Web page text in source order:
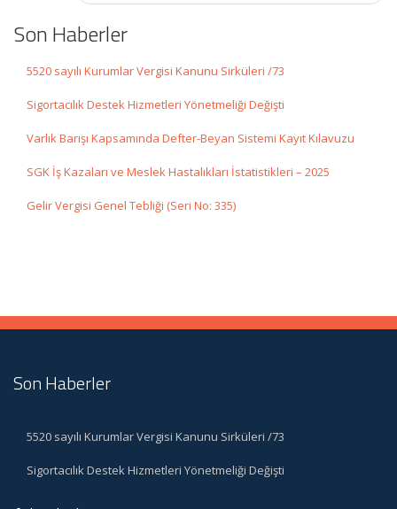
Son Haberler
5520 sayılı Kurumlar Vergisi Kanunu Sirküleri /73
Sigortacılık Destek Hizmetleri Yönetmeliği Değişti
Varlık Barışı Kapsamında Defter-Beyan Sistemi Kayıt Kılavuzu
SGK İş Kazaları ve Meslek Hastalıkları İstatistikleri – 2025
Gelir Vergisi Genel Tebliği (Seri No: 335)
Son Haberler
5520 sayılı Kurumlar Vergisi Kanunu Sirküleri /73
Sigortacılık Destek Hizmetleri Yönetmeliği Değişti